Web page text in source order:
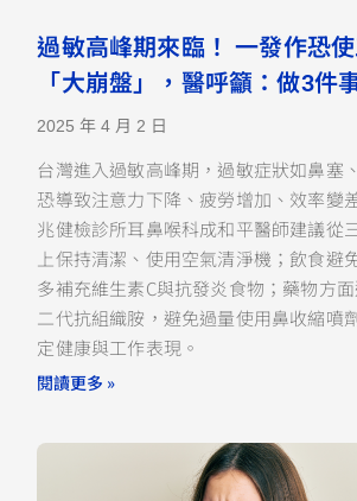
過敏高峰期來臨！ 一發作恐
「大崩盤」，醫呼籲：做3件
2025 年 4 月 2 日
台灣進入過敏高峰期，過敏症狀如鼻塞
恐導致注意力下降、疲勞增加、效率變
兆健檢診所耳鼻喉科成和平醫師建議從
上保持清潔、使用空氣清淨機；飲食避
多補充維生素C與抗發炎食物；藥物方
二代抗組織胺，避免過量使用鼻收縮噴
定健康與工作表現。
閱讀更多 »